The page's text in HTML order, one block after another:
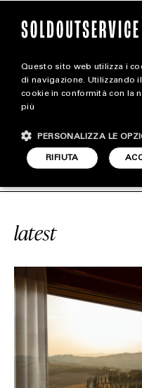
ORIENT
latest
Questo sito web utilizza i
di navigazione. Utilizzando
cookie in conformità con la
più
RIFIUTA
PERSONALIZZA LE